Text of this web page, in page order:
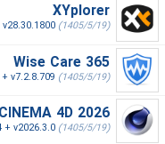
XYplorer
v28.30.1800 (1405/5/19)
Wise Care 365
v7.2.8.709 (1405/5/19)
CINEMA 4D 2026
+ v2026.3.0 (1405/5/19)